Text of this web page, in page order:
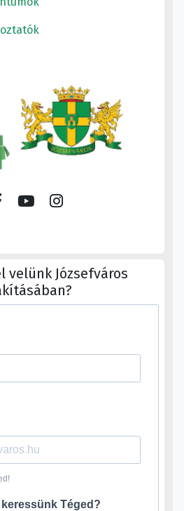
velünk Józsefváros
Téged?